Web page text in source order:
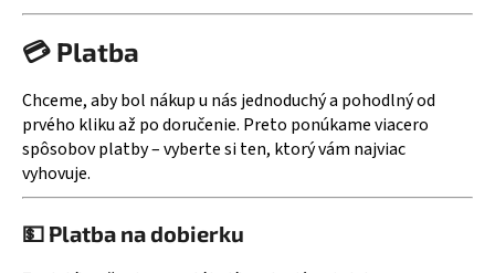
💳 Platba
Chceme, aby bol nákup u nás jednoduchý a pohodlný od
prvého kliku až po doručenie. Preto ponúkame viacero
spôsobov platby – vyberte si ten, ktorý vám najviac
vyhovuje.
💵 Platba na dobierku